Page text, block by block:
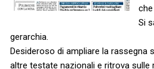
che
Si
gerarchia.
Desideroso di ampliare la rassegna
altre testate nazionali e ritrova